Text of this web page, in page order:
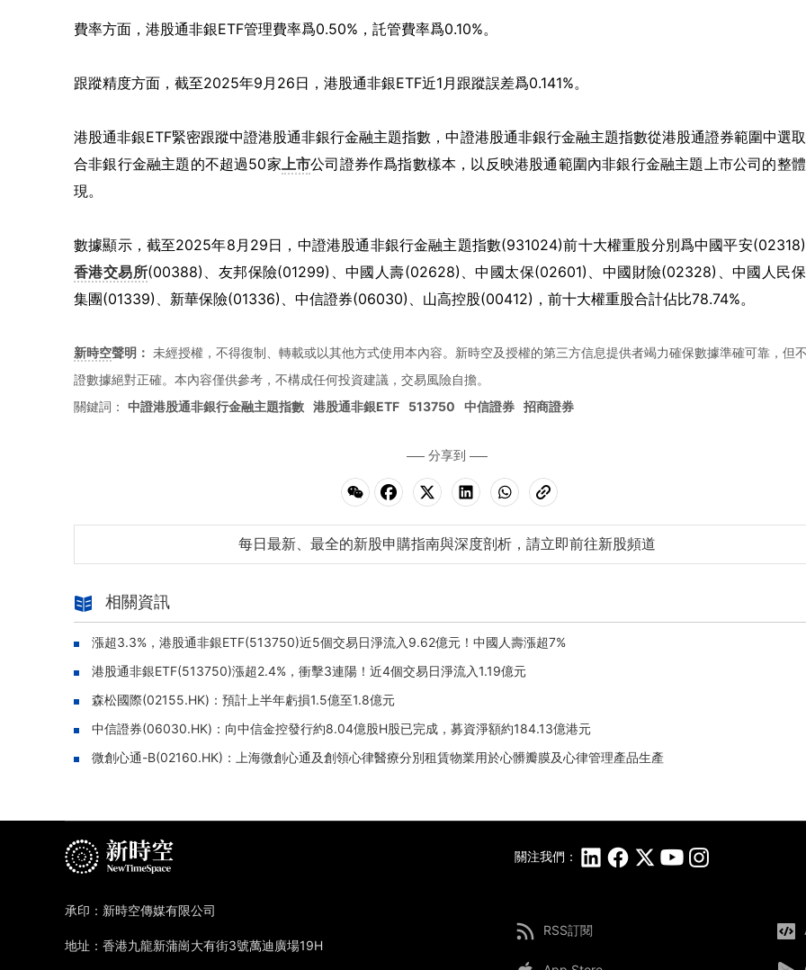
費率方面，港股通非銀ETF管理費率爲0.50%，託管費率爲0.10%。
跟蹤精度方面，截至2025年9月26日，港股通非銀ETF近1月跟蹤誤差爲0.141%。
港股通非銀ETF緊密跟蹤中證港股通非銀行金融主題指數，中證港股通非銀行金融主題指數從港股通證券範圍中選
合非銀行金融主題的不超過50家上市公司證券作爲指數樣本，以反映港股通範圍內非銀行金融主題上市公司的整
現。
數據顯示，截至2025年8月29日，中證港股通非銀行金融主題指數(931024)前十大權重股分別爲中國平安(02318)
香港交易所(00388)、友邦保險(01299)、中國人壽(02628)、中國太保(02601)、中國財險(02328)、中國人民
集團(01339)、新華保險(01336)、中信證券(06030)、山高控股(00412)，前十大權重股合計佔比78.74%。
新時空聲明： 未經授權，不得復制、轉載或以其他方式使用本內容。新時空及授權的第三方信息提供者竭力確保數據準確可靠，但
證數據絕對正確。本內容僅供參考，不構成任何投資建議，交易風險自擔。
關鍵詞： 中證港股通非銀行金融主題指數 港股通非銀ETF 513750 中信證券 招商證券
分享到
每日最新、最全的新股申購指南與深度剖析，請立即前往新股頻道
相關資訊
漲超3.3%，港股通非銀ETF(513750)近5個交易日淨流入9.62億元！中國人壽漲超7%
港股通非銀ETF(513750)漲超2.4%，衝擊3連陽！近4個交易日淨流入1.19億元
森松國際(02155.HK)：預計上半年虧損1.5億至1.8億元
中信證券(06030.HK)：向中信金控發行約8.04億股H股已完成，募資淨額約184.13億港元
微創心通-B(02160.HK)：上海微創心通及創領心律醫療分別租賃物業用於心髒瓣膜及心律管理產品生產
關注我們：
RSS訂閱
承印：新時空傳媒有限公司
地址：香港九龍新蒲崗大有街3號萬迪廣場19H